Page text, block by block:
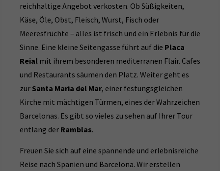
reichhaltige Angebot verkosten. Ob Süßigkeiten,
Käse, Öle, Obst, Fleisch, Wurst, Fisch oder
Meeresfrüchte – alles ist frisch und ein Erlebnis für die
Sinne. Eine kleine Seitengasse führt auf die Placa
Reial mit ihrem besonderen mediterranen Flair. Cafes
und Restaurants säumen den Platz. Weiter geht es
zur Santa Maria del Mar, einer festungsgleichen
Kirche mit mächtigen Türmen, eines der Wahrzeichen
Barcelonas. Es gibt so vieles zu sehen auf Ihrer Tour
entlang der Ramblas.
Freuen Sie sich auf eine spannende und erlebnisreiche
Reise nach Spanien und Barcelona. Wir erstellen